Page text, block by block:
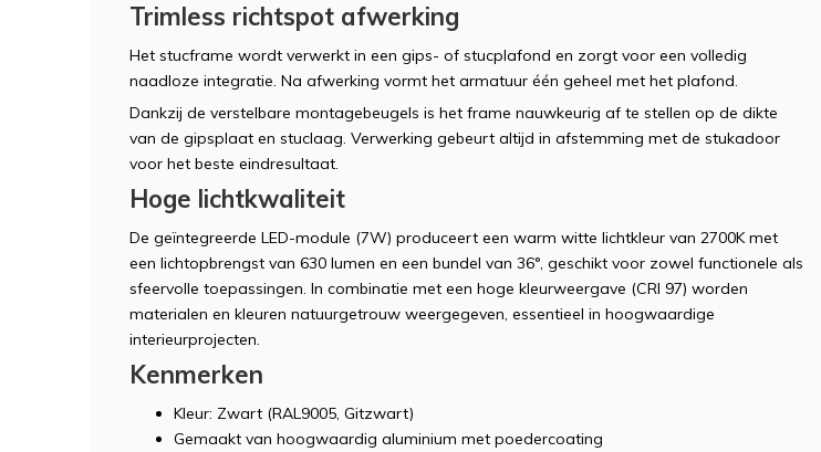
Trimless richtspot afwerking
Het stucframe wordt verwerkt in een gips- of stucplafond en zorgt voor een volledig
naadloze integratie. Na afwerking vormt het armatuur één geheel met het plafond.
Dankzij de verstelbare montagebeugels is het frame nauwkeurig af te stellen op de dikte
van de gipsplaat en stuclaag. Verwerking gebeurt altijd in afstemming met de stukadoor
voor het beste eindresultaat.
Hoge lichtkwaliteit
De geïntegreerde LED-module (7W) produceert een warm witte lichtkleur van 2700K met
een lichtopbrengst van 630 lumen en een bundel van 36°, geschikt voor zowel functionele als
sfeervolle toepassingen. In combinatie met een hoge kleurweergave (CRI 97) worden
materialen en kleuren natuurgetrouw weergegeven, essentieel in hoogwaardige
interieurprojecten.
Kenmerken
Kleur: Zwart (RAL9005, Gitzwart)
Gemaakt van hoogwaardig aluminium met poedercoating